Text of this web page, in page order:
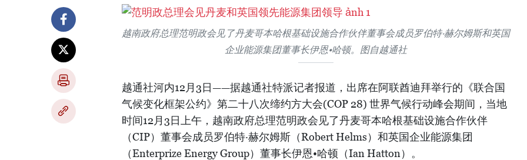
越南政府总理范明政会见了丹麦哥本哈根基础设施合作伙伴董事会成员罗伯特·赫尔姆斯和英国
企业能源集团董事长伊恩•哈顿。图自越通社
越通社河内12月3日——据越通社特派记者报道，出席在阿联酋迪拜举行的《联合国
气候变化框架公约》第二十八次缔约方大会(COP 28) 世界气候行动峰会期间，当地
时间12月3日上午，越南政府总理范明政会见了丹麦哥本哈根基础设施合作伙伴
（CIP）董事会成员罗伯特·赫尔姆斯（Robert Helms）和英国企业能源集团
（Enterprize Energy Group）董事长伊恩•哈顿（Ian Hatton）。